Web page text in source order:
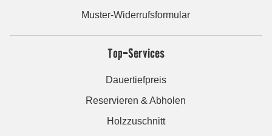
Muster-Widerrufsformular
Top-Services
Dauertiefpreis
Reservieren & Abholen
Holzzuschnitt